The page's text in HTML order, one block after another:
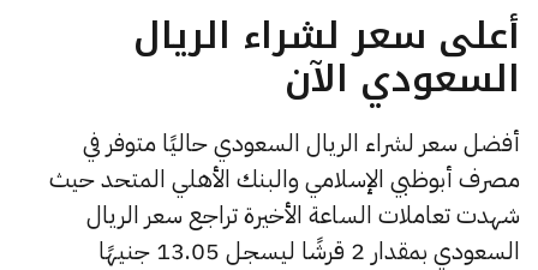
أعلى سعر لشراء الريال
السعودي الآن
أفضل سعر لشراء الريال السعودي حاليًا متوفر في
مصرف أبوظبي الإسلامي والبنك الأهلي المتحد حيث
شهدت تعاملات الساعة الأخيرة تراجع سعر الريال
السعودي بمقدار 2 قرشًا ليسجل 13.05 جنيهًا